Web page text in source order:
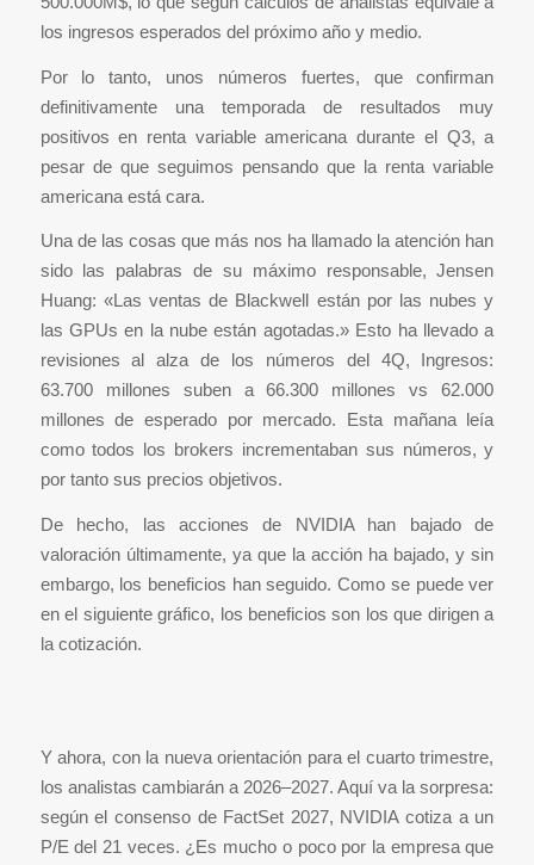
los ingresos esperados del próximo año y medio.
Por lo tanto, unos números fuertes, que confirman
definitivamente una temporada de resultados muy
positivos en renta variable americana durante el Q3, a
pesar de que seguimos pensando que la renta variable
americana está cara.
Una de las cosas que más nos ha llamado la atención han
sido las palabras de su máximo responsable, Jensen
Huang: «Las ventas de Blackwell están por las nubes y
las GPUs en la nube están agotadas.» Esto ha llevado a
revisiones al alza de los números del 4Q, Ingresos:
63.700 millones suben a 66.300 millones vs 62.000
millones de esperado por mercado. Esta mañana leía
como todos los brokers incrementaban sus números, y
por tanto sus precios objetivos.
De hecho, las acciones de NVIDIA han bajado de
valoración últimamente, ya que la acción ha bajado, y sin
embargo, los beneficios han seguido. Como se puede ver
en el siguiente gráfico, los beneficios son los que dirigen a
la cotización.
Y ahora, con la nueva orientación para el cuarto trimestre,
los analistas cambiarán a 2026–2027. Aquí va la sorpresa:
según el consenso de FactSet 2027, NVIDIA cotiza a un
P/E del 21 veces. ¿Es mucho o poco por la empresa que